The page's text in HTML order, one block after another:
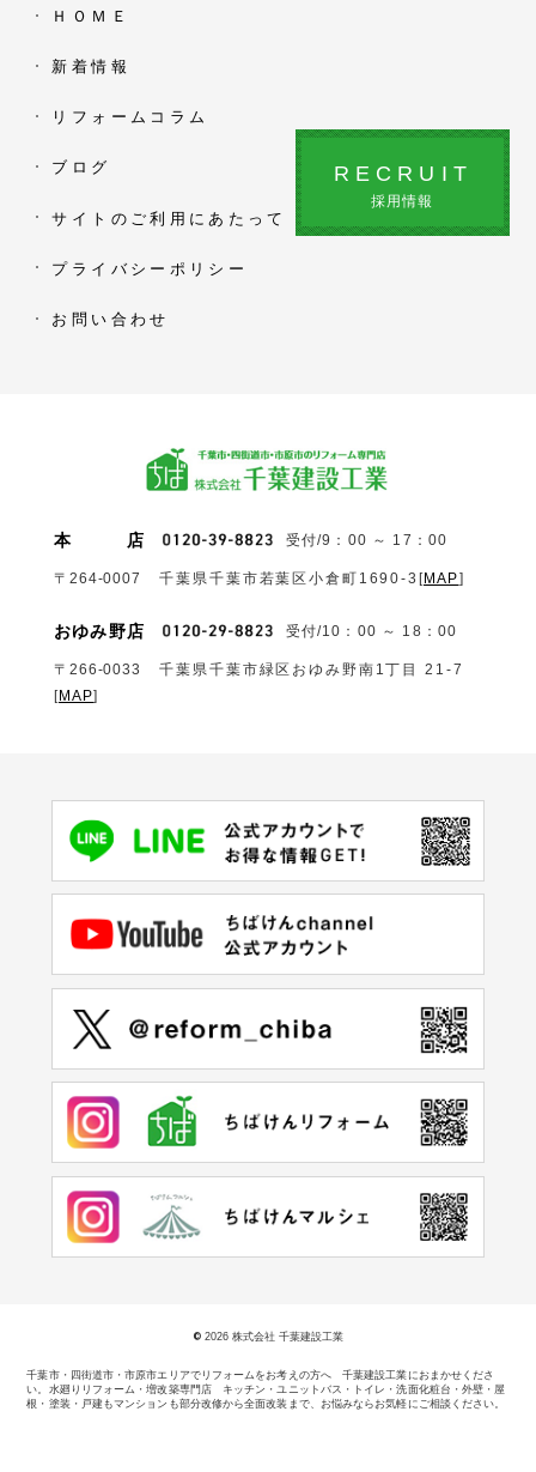
ＨＯＭＥ
新着情報
リフォームコラム
ブログ
サイトのご利用にあたって
プライバシーポリシー
お問い合わせ
RECRUIT
採用情報
本 店 受付/9：00 ～ 17：00
〒264-0007 千葉県千葉市若葉区小倉町1690‐3 [MAP]
おゆみ野店 受付/10：00 ～ 18：00
〒266-0033
千葉県千葉市緑区おゆみ野南1丁目 21-7
[MAP]
千葉市・四街道市・市原市エリアでリフォームをお考えの方へ 千葉建設工業におまかせくださ
い。 水廻りリフォーム・増改築専門店 キッチン・ユニットバス・トイレ・洗面化粧台・外壁・屋
根・塗装・戸建もマンションも部分改修から全面改装まで、お悩みならお気軽にご相談ください。
© 2026 株式会社 千葉建設工業